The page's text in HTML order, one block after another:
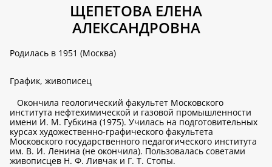
ЩЕПЕТОВА ЕЛЕНА
АЛЕКСАНДРОВНА
Родилась в 1951 (Москва)
График, живописец
Окончила геологический факультет Московского
института нефтехимической и газовой промышленности
имени И. М. Губкина (1975). Училась на подготовительных
курсах художественно-графического факультета
Московского государственного педагогического института
им. В. И. Ленина (не окончила). Пользовалась советами
живописцев Н. Ф. Ливчак и Г. Т. Стопы.